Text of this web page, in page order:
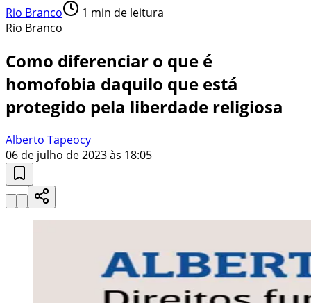
Rio Branco 1 min de leitura
Rio Branco
Como diferenciar o que é
homofobia daquilo que está
protegido pela liberdade religiosa
Alberto Tapeocy
06 de julho de 2023 às 18:05